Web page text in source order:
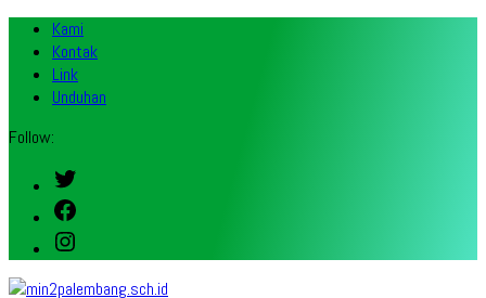
Kami
Kontak
Link
Unduhan
Follow:
Twitter
Facebook
Instagram